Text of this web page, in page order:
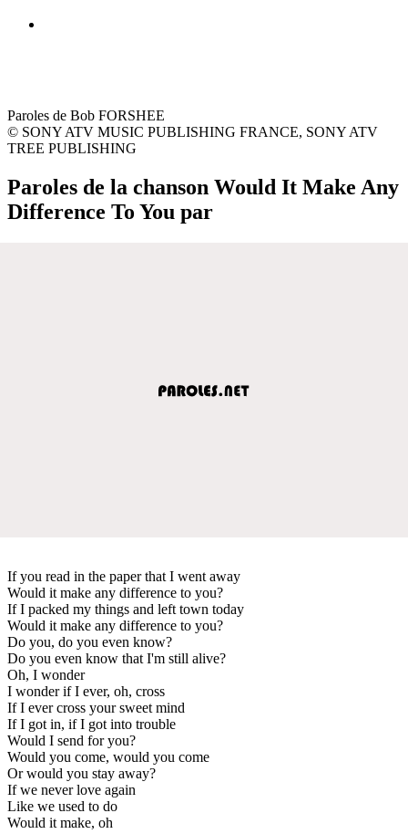
Paroles de Bob FORSHEE
© SONY ATV MUSIC PUBLISHING FRANCE, SONY ATV
TREE PUBLISHING
Paroles de la chanson Would It Make Any
Difference To You par
If you read in the paper that I went away
Would it make any difference to you?
If I packed my things and left town today
Would it make any difference to you?
Do you, do you even know?
Do you even know that I'm still alive?
Oh, I wonder
I wonder if I ever, oh, cross
If I ever cross your sweet mind
If I got in, if I got into trouble
Would I send for you?
Would you come, would you come
Or would you stay away?
If we never love again
Like we used to do
Would it make, oh